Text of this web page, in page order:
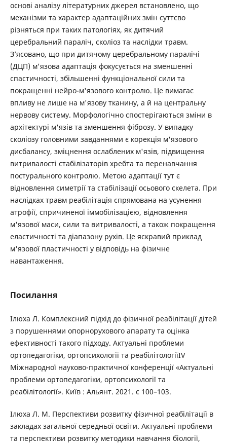
основі аналізу літературних джерел встановлено, що
механізми та характер адаптаційних змін суттєво
різняться при таких патологіях, як дитячий
церебральний параліч, сколіоз та наслідки травм.
З’ясовано, що при дитячому церебральному паралічі
(ДЦП) м'язова адаптація фокусується на зменшенні
спастичності, збільшенні функціональної сили та
покращенні нейро-м'язового контролю. Це вимагає
впливу не лише на м'язову тканину, а й на центральну
нервову систему. Морфологічно спостерігаються зміни в
архітектурі м'язів та зменшення фіброзу. У випадку
сколіозу головними завданнями є корекція м'язового
дисбалансу, зміцнення ослаблених м'язів, підвищення
витривалості стабілізаторів хребта та перенавчання
постурального контролю. Метою адаптації тут є
відновлення симетрії та стабілізації осьового скелета. При
наслідках травм реабілітація спрямована на усунення
атрофії, спричиненої іммобілізацією, відновлення
м'язової маси, сили та витривалості, а також покращення
еластичності та діапазону рухів. Це яскравий приклад
м'язової пластичності у відповідь на фізичне
навантаження.
Посилання
Ілюха Л. Комплексний підхід до фізичної реабілітації дітей
з порушеннями опорнорухового апарату та оцінка
ефективності такого підходу. Актуальні проблеми
ортопедагогіки, ортопсихології та реабілітологіїІV
Міжнародної науково-практичної конференції «Актуальні
проблеми ортопедагогіки, ортопсихології та
реабілітології». Київ : Альянт. 2021. с 100–103.
Ілюха Л. М. Перспективи розвитку фізичної реабілітації в
закладах загальної середньої освіти. Актуальні проблеми
та перспективи розвитку методики навчання біології,